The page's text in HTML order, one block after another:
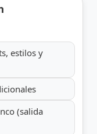
estilos y
(salida